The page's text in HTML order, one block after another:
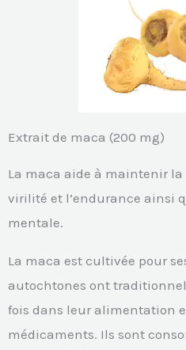
Extrait de maca (200 mg)
La maca aide à maintenir
virilité et l’endurance ainsi
mentale.
La maca est cultivée pour
autochtones ont
fois dans leur alimentation
médicaments. Ils sont